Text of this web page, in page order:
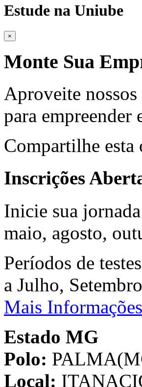
Estude na Uniube
×
Monte Sua
Aproveite nossos
para empreender
Compartilhe
Inscrições
Inicie sua
maio, agosto,
Períodos de
a Julho,
Mais Informações
Estado MG
Polo:
Local: